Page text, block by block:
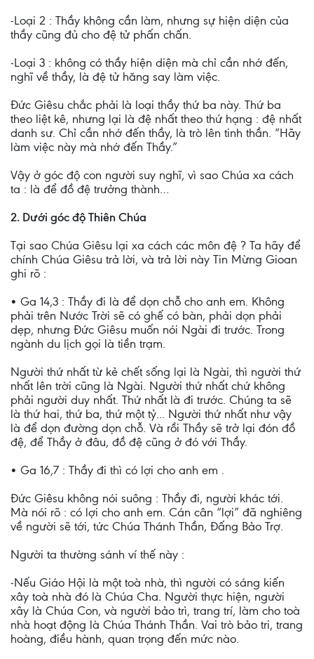
-Loại 2 : Thầy không cần làm, nhưng sự hiện diện của
thầy cũng đủ cho đệ tử phấn chấn.
-Loại 3 : không có thầy hiện diện mà chỉ cần nhớ đến,
nghĩ về thầy, là đệ tử hăng say làm việc.
Đức Giêsu chắc phải là loại thầy thứ ba này. Thứ ba
theo liệt kê, nhưng lại là đệ nhất theo thứ hạng : đệ nhất
danh sư. Chỉ cần nhớ đến thầy, là trò lên tinh thần. “Hãy
làm việc này mà nhớ đến Thầy.”
Vậy ở góc độ con người suy nghĩ, vì sao Chúa xa cách
ta : là để đồ đệ trưởng thành…
2. Dưới góc độ Thiên Chúa
Tại sao Chúa Giêsu lại xa cách các môn đệ ? Ta hãy để
chính Chúa Giêsu trả lời, và trả lời này Tin Mừng Gioan
ghi rõ :
• Ga 14,3 : Thầy đi là để dọn chỗ cho anh em. Không
phải trên Nước Trời sẽ có ghế có bàn, phải dọn phải
dẹp, nhưng Đức Giêsu muốn nói Ngài đi trước. Trong
ngành du lịch gọi là tiền trạm.
Người thứ nhất từ kẻ chết sống lại là Ngài, thì người thứ
nhất lên trời cũng là Ngài. Người thứ nhất chứ không
phải người duy nhất. Thứ nhất là đi trước. Chúng ta sẽ
là thứ hai, thứ ba, thứ một tỷ... Người thứ nhất như vậy
là để dọn đường dọn chỗ. Và rồi Thầy sẽ trở lại đón đồ
đệ, để Thầy ở đâu, đồ đệ cũng ở đó với Thầy.
• Ga 16,7 : Thầy đi thì có lợi cho anh em .
Đức Giêsu không nói suông : Thầy đi, người khác tới.
Mà nói rõ : có lợi cho anh em. Cán cân “lợi” đã nghiêng
về người sẽ tới, tức Chúa Thánh Thần, Đấng Bảo Trợ.
Người ta thường sánh ví thế này :
-Nếu Giáo Hội là một toà nhà, thì người có sáng kiến
xây toà nhà đó là Chúa Cha. Người thực hiện, người
xây là Chúa Con, và người bảo trì, trang trí, làm cho toà
nhà hoạt động là Chúa Thánh Thần. Vai trò bảo tri, trang
hoàng, điều hành, quan trọng đến mức nào.